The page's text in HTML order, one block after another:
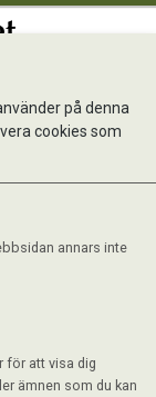
dog
på denna
cookies som
annars inte
för att visa dig
ämnen som du kan